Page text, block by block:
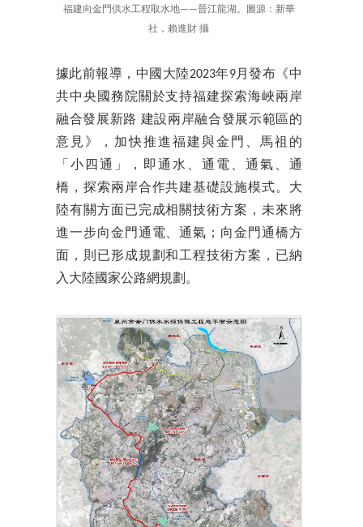
福建向金門供水工程取水地——晉江龍湖。圖源：新華
社，賴進財 攝
據此前報導，中國大陸2023年9月發布《中
共中央國務院關於支持福建探索海峽兩岸
融合發展新路 建設兩岸融合發展示範區的
意見》，加快推進福建與金門、馬祖的
「小四通」，即通水、通電、通氣、通
橋，探索兩岸合作共建基礎設施模式。大
陸有關方面已完成相關技術方案，未來將
進一步向金門通電、通氣；向金門通橋方
面，則已形成規劃和工程技術方案，已納
入大陸國家公路網規劃。